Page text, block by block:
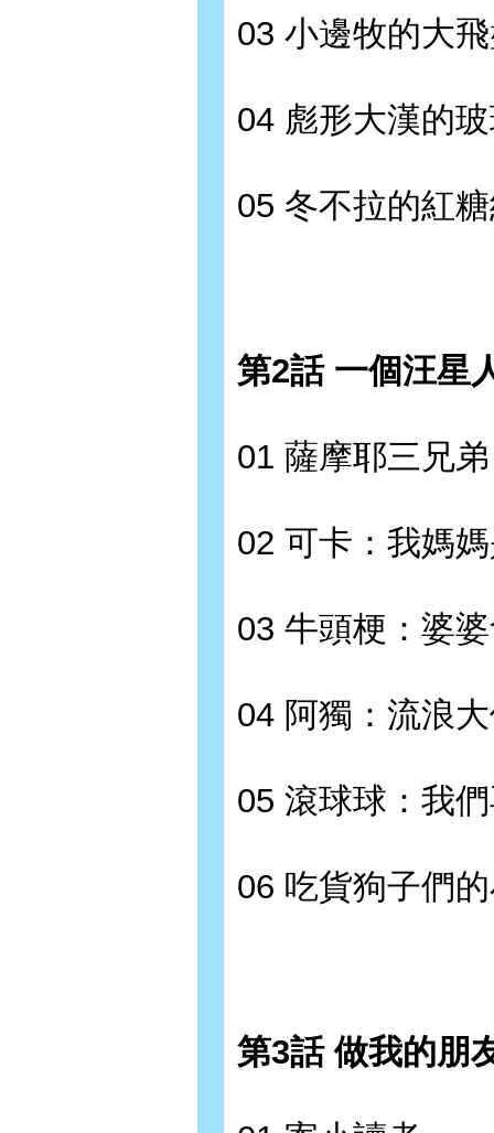
03 小邊牧的大
04 彪形大漢的
05 冬不拉的紅
第2話 一個汪星
01 薩摩耶三兄
02 可卡：我媽
03 牛頭梗：婆
04 阿獨：流浪
05 滾球球：我
06 吃貨狗子們
第3話 做我的朋